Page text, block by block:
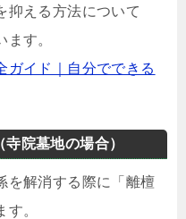
抑える方法について
す。
イド｜自分でできる
院墓地の場合）
を解消する際に「離檀
。